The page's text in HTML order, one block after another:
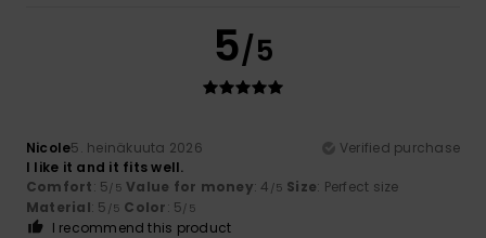
5/5
Nicole5. heinäkuuta 2026
Verified purchase
I like it and it fits well.
Comfort: 5/5 Value for money: 4 /5 Size: Perfect size
Material: 5 /5 Color: 5/5
I recommend this product